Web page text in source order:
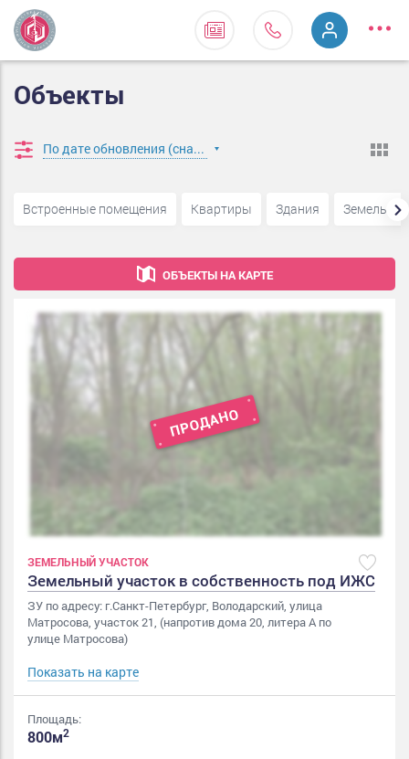
Объекты
По дате обновления (сначала новые)
Встроенные помещения Квартиры Здания
ОБЪЕКТЫ НА КАРТЕ
ЗЕМЕЛЬНЫЙ УЧАСТОК
Земельный участок в собственность под ИЖС
ЗУ по адресу: г.Санкт-Петербург, Володарский, улица
Матросова, участок 21, (напротив дома 20, литера А по
улице Матросова)
Показать на карте
Площадь:
800м2